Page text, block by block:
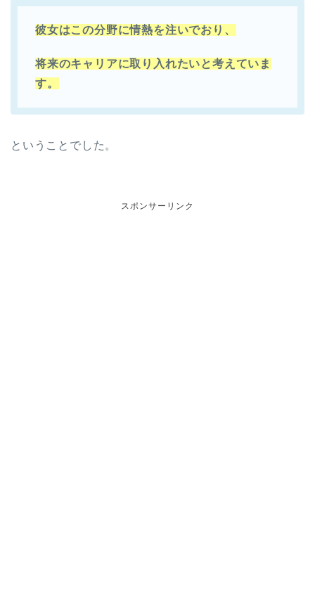
彼女はこの分野に情熱を注いでおり、
将来のキャリアに取り入れたいと考えていま
す。
ということでした。
スポンサーリンク